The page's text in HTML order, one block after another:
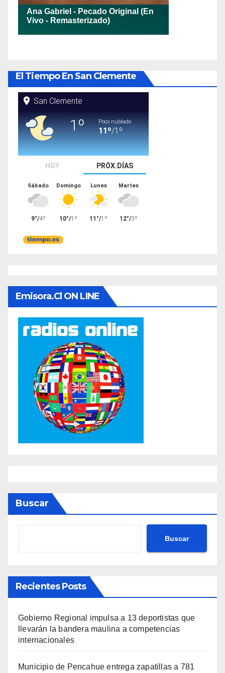
El Tiempo En San Clemente
Emisora.cl ON LINE
Buscar
Buscar
Recientes Posts
Gobierno Regional impulsa a 13 deportistas que
llevarán la bandera maulina a competencias
internacionales
Municipio de Pencahue entrega zapatillas a 781